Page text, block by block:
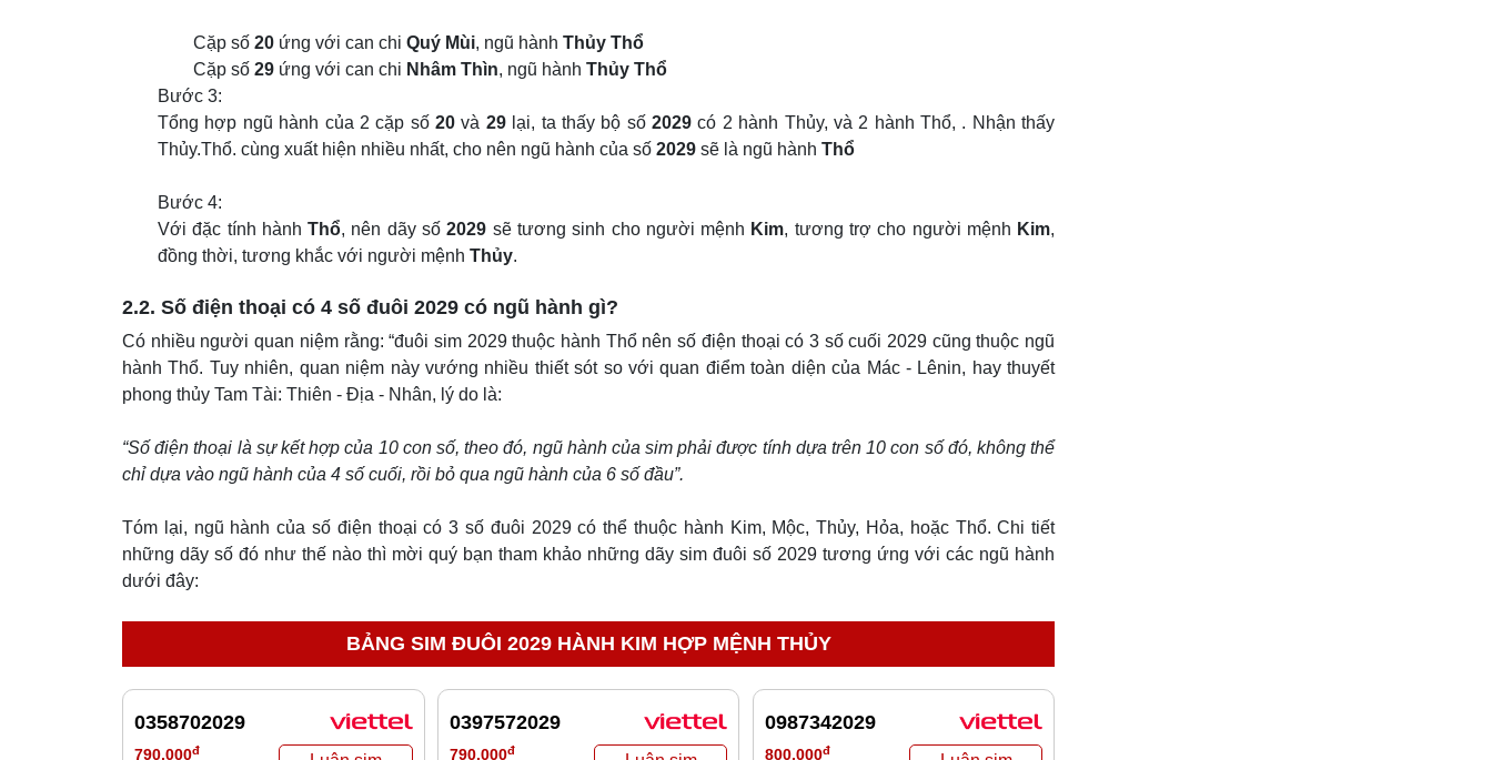
Cặp số 20 ứng với can chi Quý Mùi, ngũ hành Thủy Thổ
Cặp số 29 ứng với can chi Nhâm Thìn, ngũ hành Thủy Thổ
Bước 3:
Tổng hợp ngũ hành của 2 cặp số20 và 29lại, ta thấy bộ số2029 có 2 hành Thủy, và 2 hành Thổ, . Nhận thấy
Thủy.Thổ. cùng xuất hiện nhiều nhất, cho nên ngũ hành của số 2029 sẽ là ngũ hành Thổ
Bước 4:
Với đặc tính hànhThổ, nên dãy số2029 sẽ tương sinh cho người mệnh Kim, tương trợ cho người mệnh Kim,
đồng thời, tương khắc với người mệnh Thủy.
2.2. Số điện thoại có 4 số đuôi 2029 có ngũ hành gì?
Có nhiều người quan niệm rằng: “đuôi sim 2029 thuộc hành Thổ nên số điện thoại có 3 số cuối 2029 cũng thuộc ngũ
hành Thổ. Tuy nhiên, quan niệm này vướng nhiều thiết sót so với quan điểm toàn diện của Mác - Lênin, hay thuyết
phong thủy Tam Tài: Thiên - Địa - Nhân, lý do là:
“Số điện thoại là sự kết hợp của 10 con số, theo đó, ngũ hành của sim phải được tính dựa trên 10 con số đó, không thể
chỉ dựa vào ngũ hành của 4 số cuối, rồi bỏ qua ngũ hành của 6 số đầu”.
Tóm lại, ngũ hành của số điện thoại có 3 số đuôi 2029 có thể thuộc hành Kim, Mộc, Thủy, Hỏa, hoặc Thổ. Chi tiết
những dãy số đó như thế nào thì mời quý bạn tham khảo những dãy sim đuôi số 2029 tương ứng với các ngũ hành
dưới đây:
BẢNG SIM ĐUÔI 2029 HÀNH KIM HỢP MỆNH THỦY
0358702029
790,000đ
0397572029
790,000đ
0987342029
800,000đ